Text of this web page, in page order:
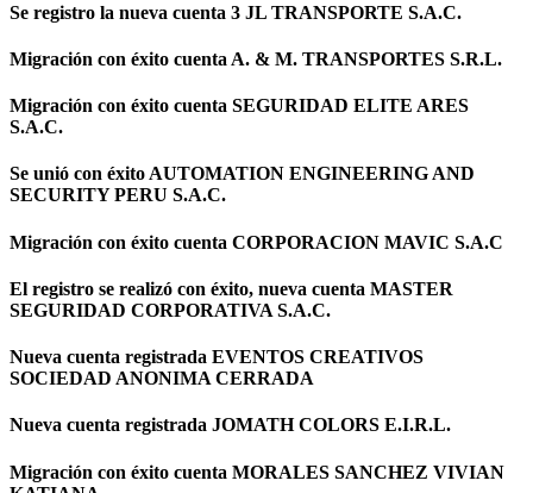
Se registro la nueva cuenta 3 JL TRANSPORTE S.A.C.
Migración con éxito cuenta A. & M. TRANSPORTES S.R.L.
Migración con éxito cuenta SEGURIDAD ELITE ARES
S.A.C.
Se unió con éxito AUTOMATION ENGINEERING AND
SECURITY PERU S.A.C.
Migración con éxito cuenta CORPORACION MAVIC S.A.C
El registro se realizó con éxito, nueva cuenta MASTER
SEGURIDAD CORPORATIVA S.A.C.
Nueva cuenta registrada EVENTOS CREATIVOS
SOCIEDAD ANONIMA CERRADA
Nueva cuenta registrada JOMATH COLORS E.I.R.L.
Migración con éxito cuenta MORALES SANCHEZ VIVIAN